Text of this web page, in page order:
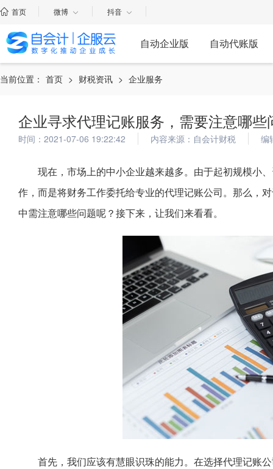
首页 微博 抖音
自动企业版 自动代账版
当前位置： 首页 > 财税资讯 > 企业服务
企业寻求代理记账服务，需要注意哪些
时间：2021-07-06 19:22:42 内容来源：自会计财税 编
现在，市场上的中小企业越来越多。由于起初规模小
作，而是将财务工作委托给专业的代理记账公司。那么，
中需注意哪些问题呢？接下来，让我们来看看。
首先，我们应该有慧眼识珠的能力。在选择代理记账